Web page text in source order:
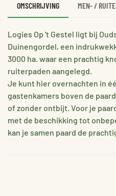
OMSCHRIJVING MEN- /
Logies Op 't Gestel ligt bij
Duinengordel, een
3000 ha. waar een prachtig
ruiterpaden aangelegd.
Je kunt hier overnachten in
gastenkamers boven de
of zonder ontbijt. Voor je
met de beschikking tot
kan je samen paard de